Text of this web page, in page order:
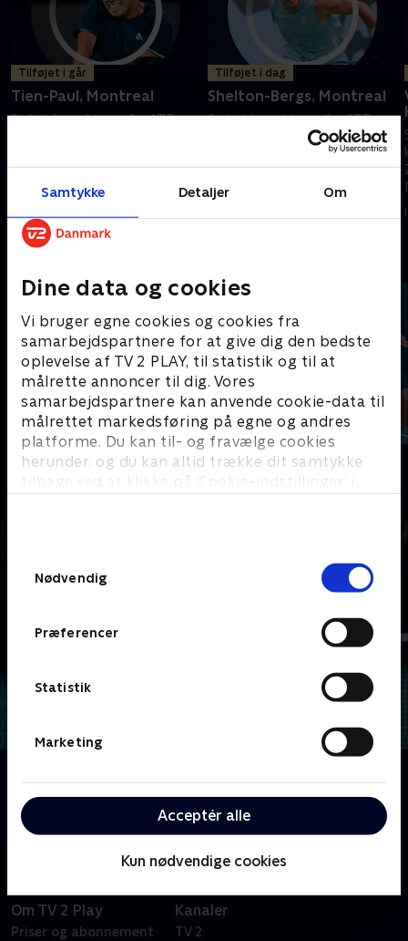
Samtykke Detaljer Om
Dine data og cookies
Vi bruger egne cookies og cookies fra
samarbejdspartnere for at give dig den bedste
oplevelse af TV 2 PLAY, til statistik og til at
målrette annoncer til dig. Vores
samarbejdspartnere kan anvende cookie-data til
målrettet markedsføring på egne og andres
platforme. Du kan til- og fravælge cookies
herunder, og du kan altid trække dit samtykke
tilbage ved at klikke på ’Cookie-indstillinger’ i
Nødvendig
Præferencer
Statistik
Marketing
Acceptér alle
Kun nødvendige cookies
Tilføjet i går
Tien-Paul, Montreal
Se højdepunkterne fra ATP-
Tilføjet i dag
Shelton-Bergs, Montreal
Se højdepunkterne fra ATP-
kampen mellem Shelton og
Højdepunkter ATP
Højdepunkter fra udvalgte kampe ved ATP-
turneringerne.
Om TV 2 Play
Priser og abonnement
Kanaler
TV 2